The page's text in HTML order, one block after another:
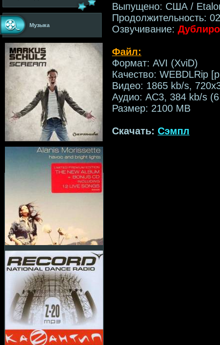
Музыка
Выпущено: США /
Продолжительность:
Озвучивание:
Файл:
Формат: AVI (XviD)
Качество: WEBDLRip
Видео: 1865 kb/s,
Аудио: AC3, 384 kb/s
Размер: 2100 MB
Скачать: Сэмпл